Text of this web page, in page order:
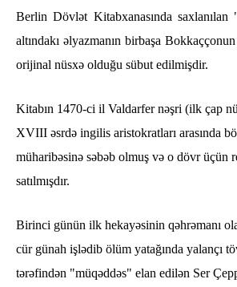
Berlin Dövlət Kitabxanasında
altındakı əlyazmanın birbaşa
orijinal nüsxə olduğu sübut edilmişdir.
Kitabın 1470-ci il Valdarfer nəşri (ilk çap
XVIII əsrdə ingilis aristokratları arasında
müharibəsinə səbəb olmuş və o dövr üçün
satılmışdır.
Birinci günün ilk hekayəsinin qəhrəmanı
cür günah işlədib ölüm yatağında yalançı
tərəfindən "müqəddəs" elan edilən Ser